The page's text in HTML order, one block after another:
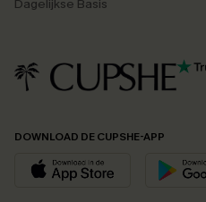
Dagelijkse Basis
DOWNLOAD DE CUPSHE-APP